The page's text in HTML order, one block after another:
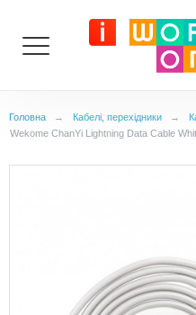
Головна → Кабелі, перехідники →
Wekome ChanYi Lightning Data Cable